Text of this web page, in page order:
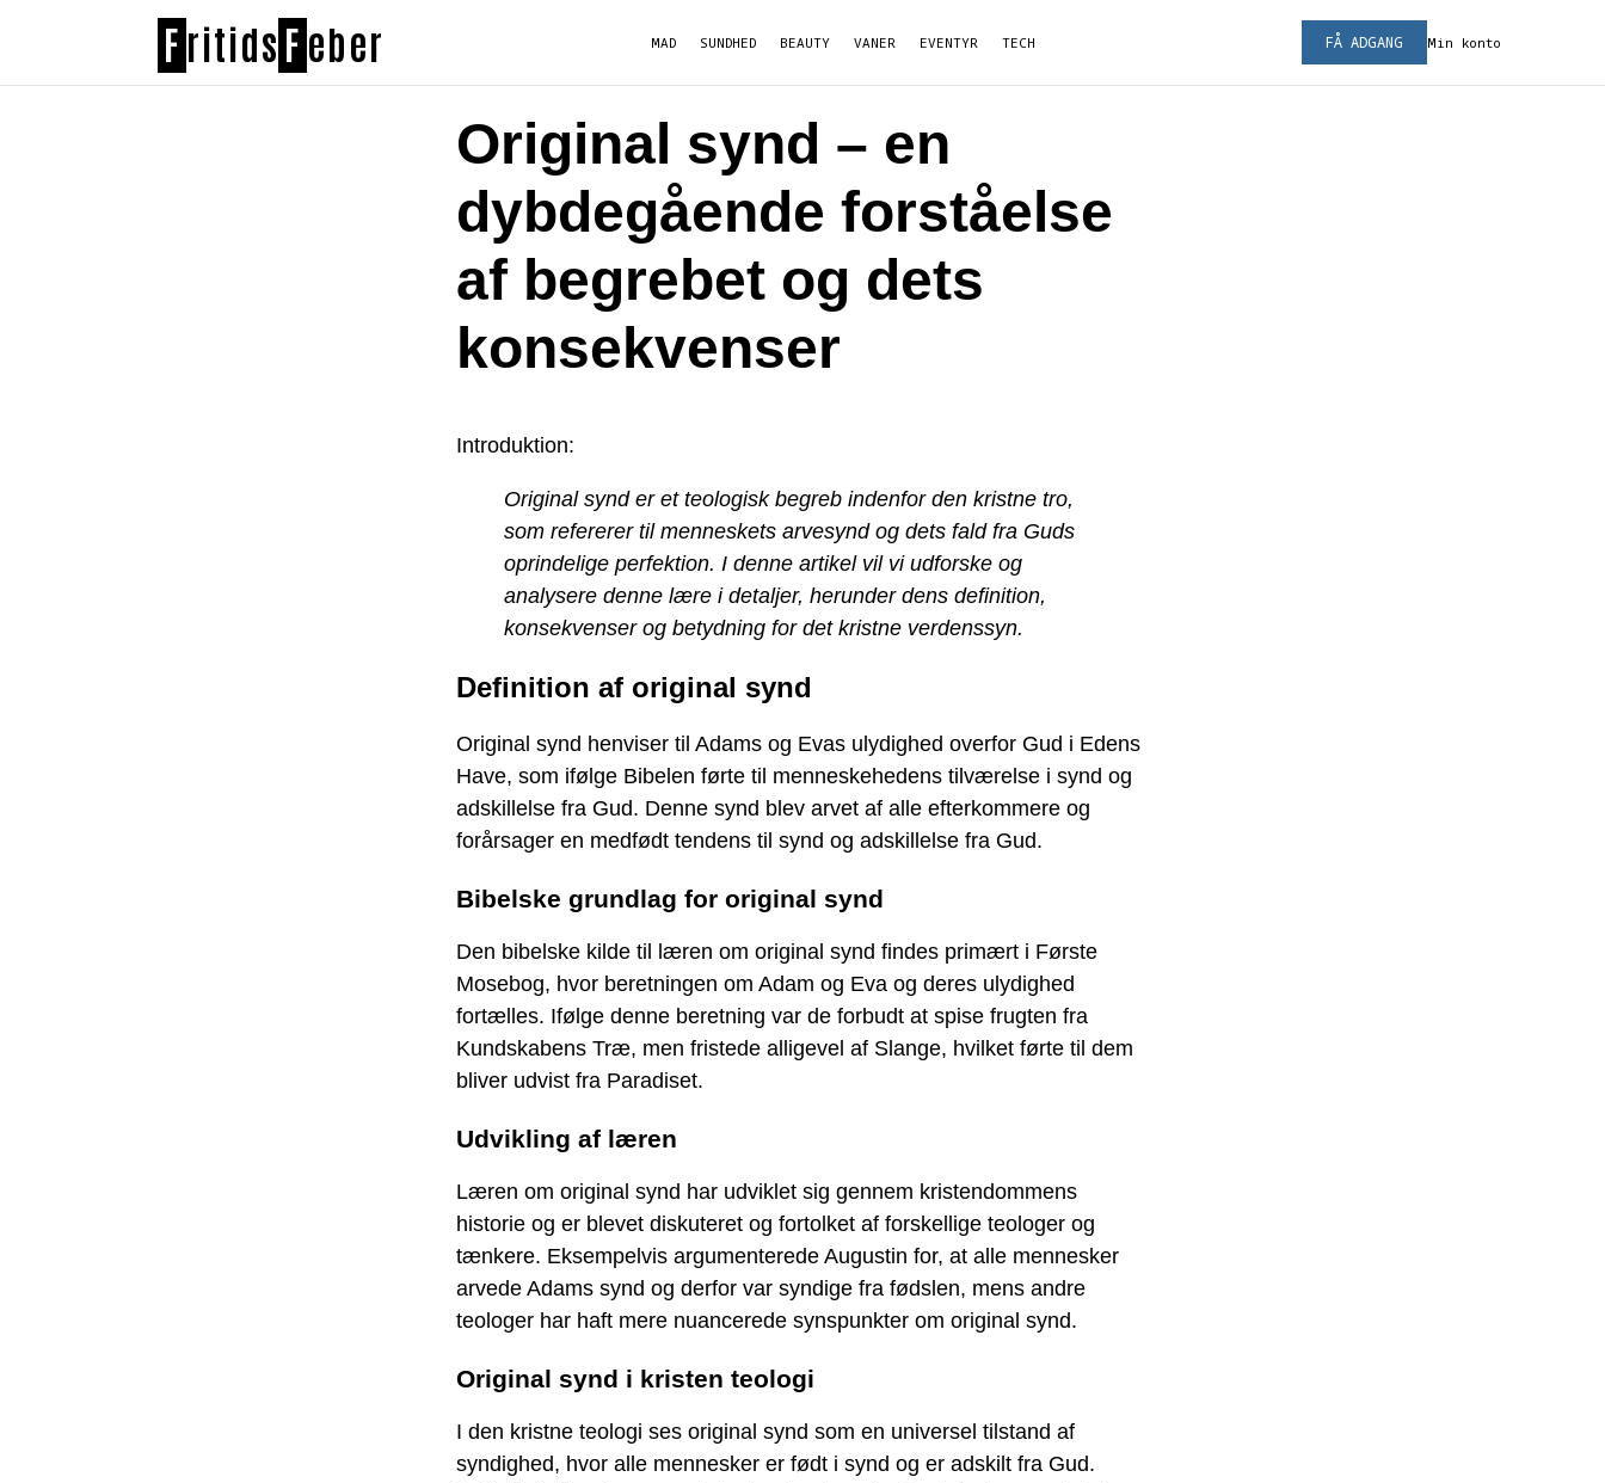
F ritids F eber MAD SUNDHED BEAUTY VANER EVENTYR TECH Min konto
FÅ ADGANG
Original synd – en
dybdegående forståelse
af begrebet og dets
konsekvenser
Introduktion:
Original synd er et teologisk begreb indenfor den kristne tro,
som refererer til menneskets arvesynd og dets fald fra Guds
oprindelige perfektion. I denne artikel vil vi udforske og
analysere denne lære i detaljer, herunder dens definition,
konsekvenser og betydning for det kristne verdenssyn.
Definition af original synd
Original synd henviser til Adams og Evas ulydighed overfor Gud i Edens
Have, som ifølge Bibelen førte til menneskehedens tilværelse i synd og
adskillelse fra Gud. Denne synd blev arvet af alle efterkommere og
forårsager en medfødt tendens til synd og adskillelse fra Gud.
Bibelske grundlag for original synd
Den bibelske kilde til læren om original synd findes primært i Første
Mosebog, hvor beretningen om Adam og Eva og deres ulydighed
fortælles. Ifølge denne beretning var de forbudt at spise frugten fra
Kundskabens Træ, men fristede alligevel af Slange, hvilket førte til dem
bliver udvist fra Paradiset.
Udvikling af læren
Læren om original synd har udviklet sig gennem kristendommens
historie og er blevet diskuteret og fortolket af forskellige teologer og
tænkere. Eksempelvis argumenterede Augustin for, at alle mennesker
arvede Adams synd og derfor var syndige fra fødslen, mens andre
teologer har haft mere nuancerede synspunkter om original synd.
Original synd i kristen teologi
I den kristne teologi ses original synd som en universel tilstand af
syndighed, hvor alle mennesker er født i synd og er adskilt fra Gud.